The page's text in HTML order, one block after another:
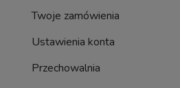
Twoje zamówienia
Ustawienia konta
Przechowalnia